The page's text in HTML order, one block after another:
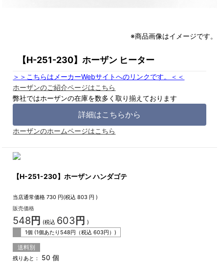
※商品画像はイメージです。
【H-251-230】ホーザン ヒーター
＞＞こちらはメーカーWebサイトへのリンクです。＜＜
ホーザンのご紹介ページはこちら
弊社ではホーザンの在庫を数多く取り揃えております
詳細はこちらから
ホーザンのホームページはこちら
【H-251-230】ホーザン ハンダゴテ
当店通常価格 730 円(税込803 円 )
販売価格
548 円 (税込 603 円 )
1個 (1個あたり 548円（税込603円）)
送料別
残りあと： 50 個